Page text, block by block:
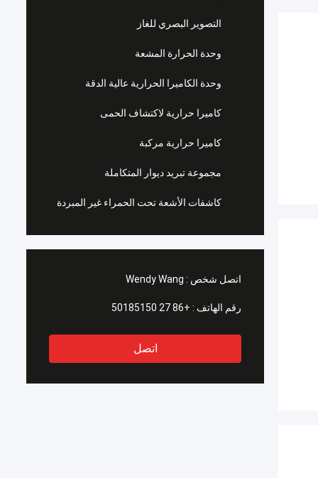
التصوير البصري للغاز
وحدة الحرارة المشعة
وحدة الكاميرا الحرارية عالية الدقة
كاميرا حرارية لاكتشاف الحمى
كاميرا حرارية مركبة
مجموعة تبريد ديوار المتكاملة
كاشفات الأشعة تحت الحمراء غير المبردة
اتصل شخص : Wendy Wang
رقم الهاتف : +86 27 50185150
اتصل